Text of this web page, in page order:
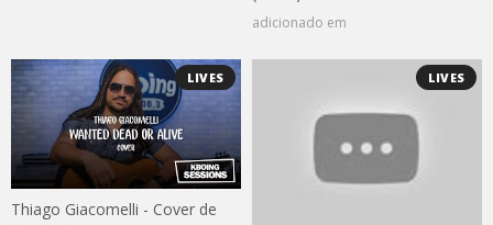
adicionado em
LIVES
Thiago Giacomelli - Cover de
LIVES